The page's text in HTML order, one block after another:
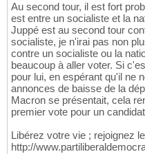
Au second tour, il est fort
est entre un socialiste et la
Juppé est au second tour
socialiste, je n'irai pas non
contre un socialiste ou la
beaucoup à aller voter. Si
pour lui, en espérant qu'il ne
annonces de baisse de la
Macron se présentait, cela
premier vote pour un
Libérez votre vie ; rejoignez le
http://